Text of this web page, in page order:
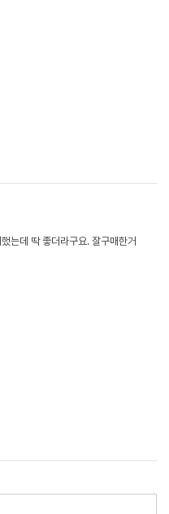
는데 딱 좋더라구요. 잘구매한거